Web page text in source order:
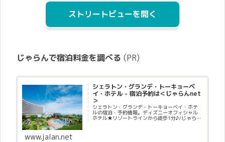
ストリートビューを開く
じゃらんで宿泊料金を調べる (PR)
シェラトン・グランデ・トーキョーベ
イ・ホテル - 宿泊予約は＜じゃらんnet
＞
シェラトン・グランデ・トーキョーベイ・ホテ
ルの宿泊・予約情報。ディズニーオフィシャル
ホテル★リゾートラインから徒歩1分♪/じゃらん
www.jalan.net